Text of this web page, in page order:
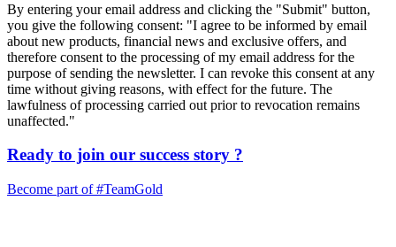
By entering your email address and clicking the "Submit" button,
you give the following consent: "I agree to be informed by email
about new products, financial news and exclusive offers, and
therefore consent to the processing of my email address for the
purpose of sending the newsletter. I can revoke this consent at any
time without giving reasons, with effect for the future. The
lawfulness of processing carried out prior to revocation remains
unaffected."
Ready to join our success story ?
Become part of#TeamGold